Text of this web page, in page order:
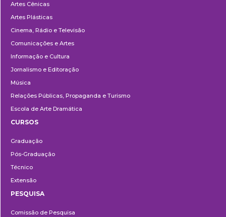
Artes Cênicas
Artes Plásticas
Cinema, Rádio e Televisão
Comunicações e Artes
Informação e Cultura
Jornalismo e Editoração
Música
Relações Públicas, Propaganda e Turismo
Escola de Arte Dramática
CURSOS
Graduação
Pós-Graduação
Técnico
Extensão
PESQUISA
Comissão de Pesquisa